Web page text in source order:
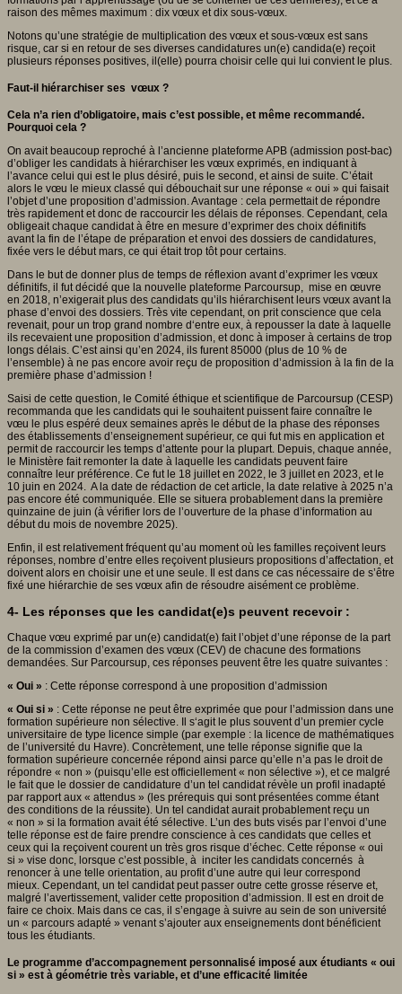
raison des mêmes maximum : dix vœux et dix sous-vœux.
Notons qu’une stratégie de multiplication des vœux et sous-vœux est sans
risque, car si en retour de ses diverses candidatures un(e) candida(e) reçoit
plusieurs réponses positives, il(elle) pourra choisir celle qui lui convient le plus.
Faut-il hiérarchiser ses vœux ?
Cela n’a rien d’obligatoire, mais c’est possible, et même recommandé.
Pourquoi cela ?
On avait beaucoup reproché à l’ancienne plateforme APB (admission post-bac)
d’obliger les candidats à hiérarchiser les vœux exprimés, en indiquant à
l’avance celui qui est le plus désiré, puis le second, et ainsi de suite. C’était
alors le vœu le mieux classé qui débouchait sur une réponse « oui » qui faisait
l’objet d’une proposition d’admission. Avantage : cela permettait de répondre
très rapidement et donc de raccourcir les délais de réponses. Cependant, cela
obligeait chaque candidat à être en mesure d’exprimer des choix définitifs
avant la fin de l’étape de préparation et envoi des dossiers de candidatures,
fixée vers le début mars, ce qui était trop tôt pour certains.
Dans le but de donner plus de temps de réflexion avant d’exprimer les vœux
définitifs, il fut décidé que la nouvelle plateforme Parcoursup, mise en œuvre
en 2018, n’exigerait plus des candidats qu’ils hiérarchisent leurs vœux avant la
phase d’envoi des dossiers. Très vite cependant, on prit conscience que cela
revenait, pour un trop grand nombre d‘entre eux, à repousser la date à laquelle
ils recevaient une proposition d’admission, et donc à imposer à certains de trop
longs délais. C’est ainsi qu’en 2024, ils furent 85000 (plus de 10 % de
l’ensemble) à ne pas encore avoir reçu de proposition d’admission à la fin de la
première phase d’admission !
Saisi de cette question, le Comité éthique et scientifique de Parcoursup (CESP)
recommanda que les candidats qui le souhaitent puissent faire connaître le
vœu le plus espéré deux semaines après le début de la phase des réponses
des établissements d’enseignement supérieur, ce qui fut mis en application et
permit de raccourcir les temps d’attente pour la plupart. Depuis, chaque année,
le Ministère fait remonter la date à laquelle les candidats peuvent faire
connaître leur préférence. Ce fut le 18 juillet en 2022, le 3 juillet en 2023, et le
10 juin en 2024. A la date de rédaction de cet article, la date relative à 2025 n’a
pas encore été communiquée. Elle se situera probablement dans la première
quinzaine de juin (à vérifier lors de l’ouverture de la phase d’information au
début du mois de novembre 2025).
Enfin, il est relativement fréquent qu’au moment où les familles reçoivent leurs
réponses, nombre d’entre elles reçoivent plusieurs propositions d’affectation, et
doivent alors en choisir une et une seule. Il est dans ce cas nécessaire de s’être
fixé une hiérarchie de ses vœux afin de résoudre aisément ce problème.
4- Les réponses que les candidat(e)s peuvent recevoir :
Chaque vœu exprimé par un(e) candidat(e) fait l’objet d’une réponse de la part
de la commission d’examen des vœux (CEV) de chacune des formations
demandées. Sur Parcoursup, ces réponses peuvent être les quatre suivantes :
« Oui » : Cette réponse correspond à une proposition d’admission
« Oui si » : Cette réponse ne peut être exprimée que pour l’admission dans une
formation supérieure non sélective. Il s‘agit le plus souvent d’un premier cycle
universitaire de type licence simple (par exemple : la licence de mathématiques
de l’université du Havre). Concrètement, une telle réponse signifie que la
formation supérieure concernée répond ainsi parce qu’elle n’a pas le droit de
répondre « non » (puisqu’elle est officiellement « non sélective »), et ce malgré
le fait que le dossier de candidature d’un tel candidat révèle un profil inadapté
par rapport aux « attendus » (les prérequis qui sont présentées comme étant
des conditions de la réussite). Un tel candidat aurait probablement reçu un
« non » si la formation avait été sélective. L’un des buts visés par l’envoi d’une
telle réponse est de faire prendre conscience à ces candidats que celles et
ceux qui la reçoivent courent un très gros risque d’échec. Cette réponse « oui
si » vise donc, lorsque c’est possible, à inciter les candidats concernés à
renoncer à une telle orientation, au profit d’une autre qui leur correspond
mieux. Cependant, un tel candidat peut passer outre cette grosse réserve et,
malgré l’avertissement, valider cette proposition d’admission. Il est en droit de
faire ce choix. Mais dans ce cas, il s’engage à suivre au sein de son université
un « parcours adapté » venant s’ajouter aux enseignements dont bénéficient
tous les étudiants.
Le programme d’accompagnement personnalisé imposé aux étudiants « oui
si » est à géométrie très variable, et d’une efficacité limitée